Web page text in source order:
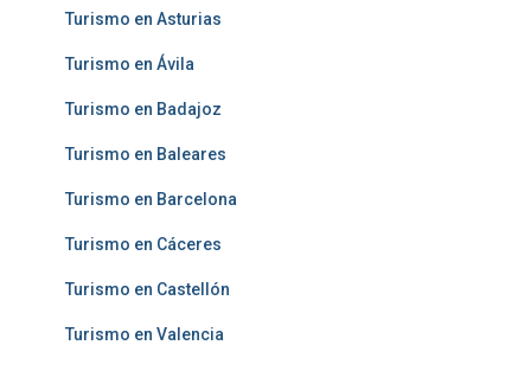
Turismo en Asturias
Turismo en Ávila
Turismo en Badajoz
Turismo en Baleares
Turismo en Barcelona
Turismo en Cáceres
Turismo en Castellón
Turismo en Valencia